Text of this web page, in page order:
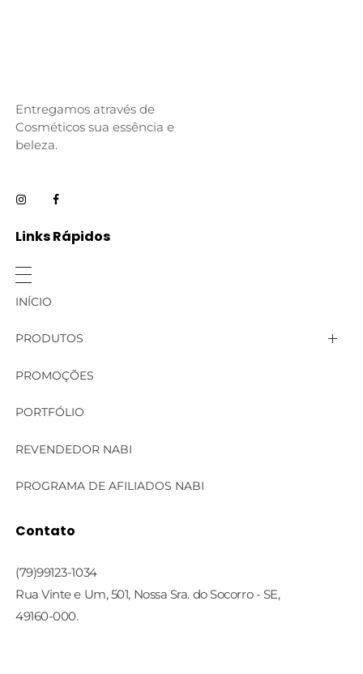
Entregamos através de
Cosméticos sua essência e
beleza.
Links Rápidos
INÍCIO
PRODUTOS
Linha Aromas de Nabi
Linha Bella
Linha Corporal
Linha Cosmecêutica
PROMOÇÕES
PORTFÓLIO
REVENDEDOR NABI
PROGRAMA DE AFILIADOS NABI
Contato
(79)99123-1034
Rua Vinte e Um, 501, Nossa Sra. do Socorro - SE,
49160-000.